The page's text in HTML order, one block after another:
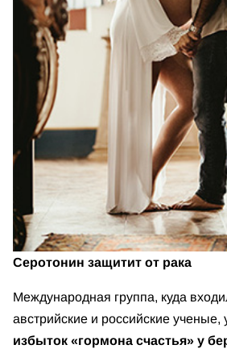
Серотонин защитит от рака
Международная группа, куда
австрийские и российские ученые,
избыток «гормона счастья» у